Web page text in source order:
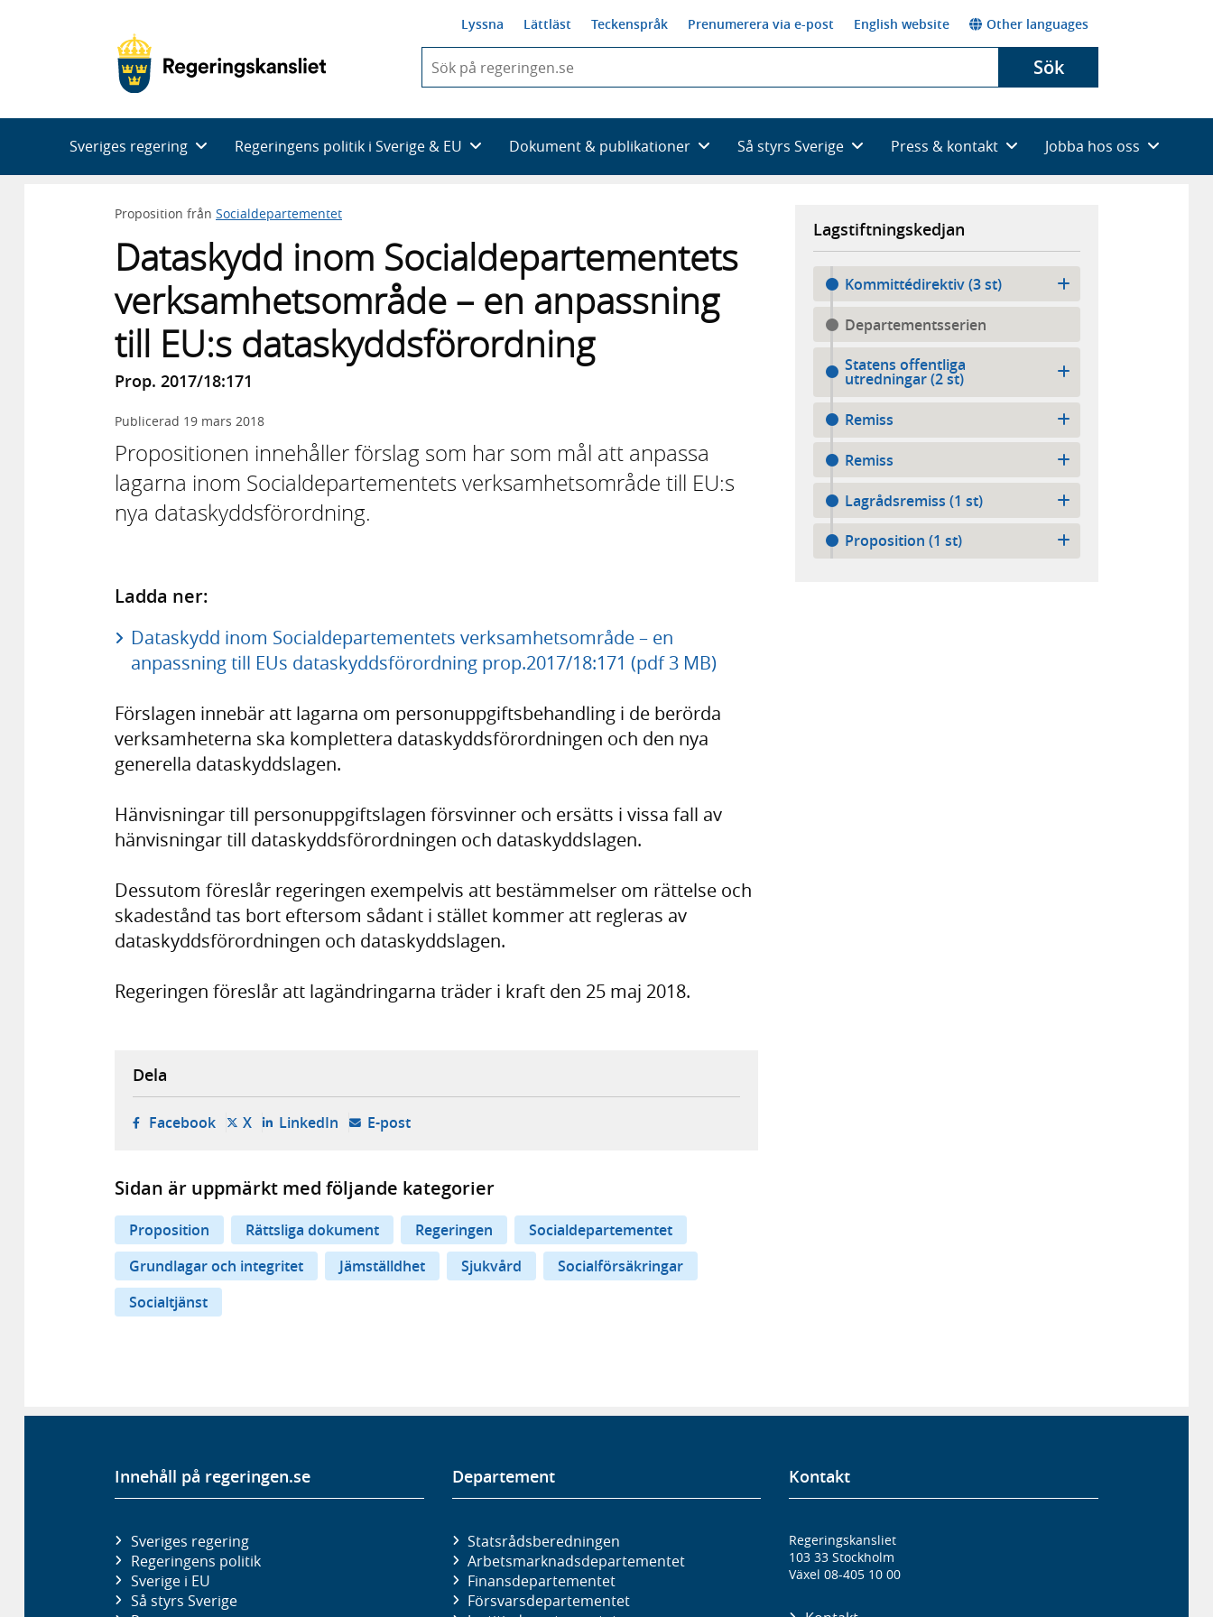
Lyssna Lättläst Teckenspråk Prenumerera via e-post English website Other languages
du
skriva
framträder
en
Sök
Sveriges regering Regeringens politik i Sverige & EU Dokument & publikationer Så styrs Sverige Press & kontakt Jobba hos oss
Proposition från Socialdepartementet
Dataskydd inom Socialdepartementets
verksamhetsområde – en anpassning
till EU:s dataskyddsförordning
Prop. 2017/18:171
Publicerad 19 mars 2018
Propositionen innehåller förslag som har som mål att anpassa
lagarna inom Socialdepartementets verksamhetsområde till EU:s
nya dataskyddsförordning.
Ladda ner:
Dataskydd inom Socialdepartementets verksamhetsområde – en
anpassning till EUs dataskyddsförordning prop.2017/18:171 (pdf 3 MB)
Förslagen innebär att lagarna om personuppgiftsbehandling i de berörda
verksamheterna ska komplettera dataskyddsförordningen och den nya
generella dataskyddslagen.
Hänvisningar till personuppgiftslagen försvinner och ersätts i vissa fall av
hänvisningar till dataskyddsförordningen och dataskyddslagen.
Dessutom föreslår regeringen exempelvis att bestämmelser om rättelse och
skadestånd tas bort eftersom sådant i stället kommer att regleras av
dataskyddsförordningen och dataskyddslagen.
Regeringen föreslår att lagändringarna träder i kraft den 25 maj 2018.
Lagstiftningskedjan
Kommittédirektiv (3 st)
Departementsserien
Statens offentliga
utredningar (2 st)
Remiss
Remiss
Lagrådsremiss (1 st)
Proposition (1 st)
Dela
Facebook- öppnas i ny flik, extern webbplats,
X- öppnas i ny flik, extern webbplats,
LinkedIn- öppnas i ny flik, extern webbplats,
E-post- öppnar din e-postklient,
Sidan är uppmärkt med följande kategorier
Proposition Rättsliga dokument Regeringen
Socialdepartementet
Grundlagar och integritet
Jämställdhet Sjukvård
Socialförsäkringar
Socialtjänst
Innehåll på regeringen.se
Sveriges regering
Regeringens politik
Sverige i EU
Så styrs Sverige
Departement
Statsrådsberedningen
Arbetsmarknads­departementet
Finans­departementet
Försvars­departementet
Kontakt
Regeringskansliet
103 33 Stockholm
Växel 08-405 10 00